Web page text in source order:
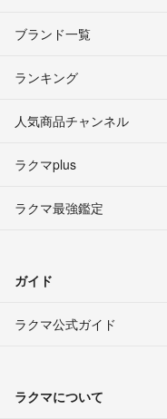
ブランド一覧
ランキング
人気商品チャンネル
ラクマplus
ラクマ最強鑑定
ガイド
ラクマ公式ガイド
ラクマについて